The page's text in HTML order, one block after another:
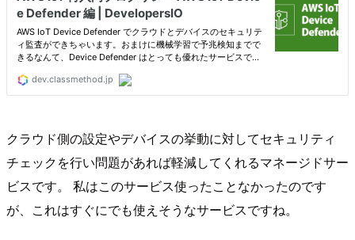
クラウド側の設定やデバイスの挙動に対してセキュリティ
チェックを行い問題があれば軽減してくれるマネージドサー
ビスです。 私はこのサービス使ったことなかったのです
が、これはすぐにでも使えそうなサービスですね。